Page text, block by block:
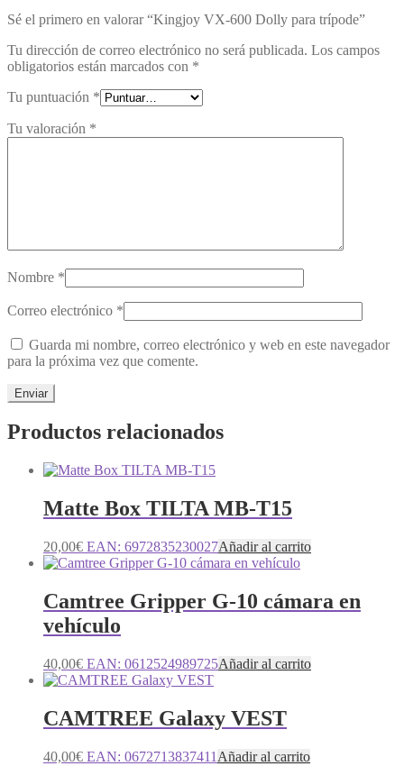
Sé el primero en valorar “Kingjoy VX-600 Dolly para trípode”
Tu dirección de correo electrónico no será publicada. Los campos
obligatorios están marcados con *
Tu puntuación *
Tu valoración *
Nombre *
Correo electrónico *
Guarda mi nombre, correo electrónico y web en este navegador
para la próxima vez que comente.
Productos relacionados
Matte Box TILTA MB-T15
20,00€ EAN: 6972835230027Añadir al carrito
Camtree Gripper G-10 cámara en
vehículo
40,00€ EAN: 0612524989725Añadir al carrito
CAMTREE Galaxy VEST
40,00€ EAN: 0672713837411 Añadir al carrito